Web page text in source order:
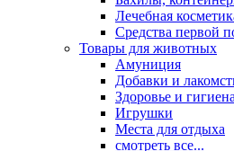
Лечебная
Средства первой
Товары для животных
Амуниция
Добавки и
Здоровье и гигиена
Игрушки
Места для отдыха
смотреть все...